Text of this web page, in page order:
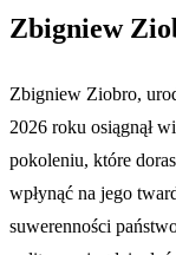
Zbigniew
Zbigniew Ziobro,
2026 roku osiągnął
pokoleniu, które
wpłynąć na jego
suwerenności